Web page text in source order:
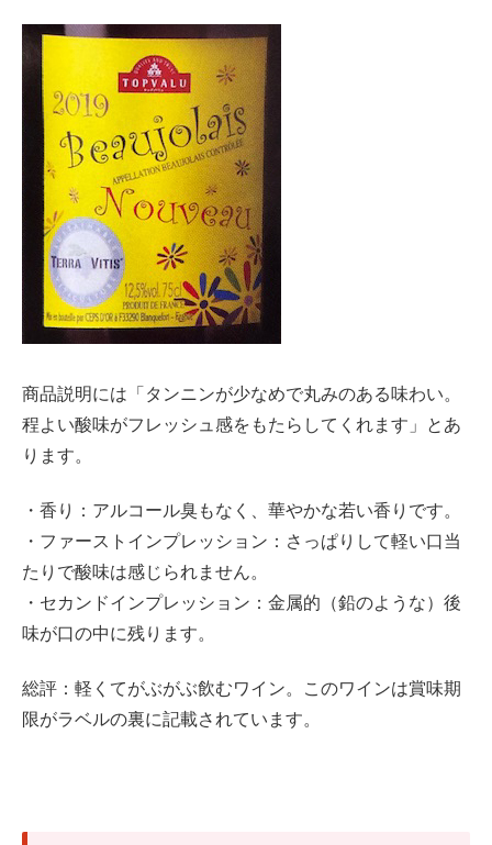
商品説明には「タンニンが少なめで丸みのある味わい。
程よい酸味がフレッシュ感をもたらしてくれます」とあ
ります。
・香り：アルコール臭もなく、華やかな若い香りです。
・ファーストインプレッション：さっぱりして軽い口当
たりで酸味は感じられません。
・セカンドインプレッション：金属的（鉛のような）後
味が口の中に残ります。
総評：軽くてがぶがぶ飲むワイン。このワインは賞味期
限がラベルの裏に記載されています。